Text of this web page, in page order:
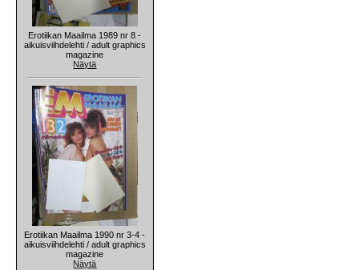
Erotiikan Maailma 1989 nr 8 -
aikuisviihdelehti / adult graphics
magazine
Näytä
Erotiikan Maailma 1990 nr 3-4 -
aikuisviihdelehti / adult graphics
magazine
Näytä